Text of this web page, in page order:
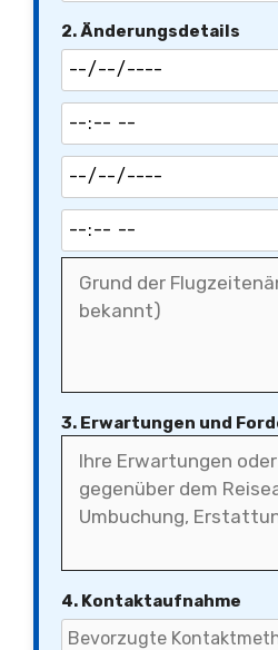
2. Änderungsdetails
3. Erwartungen und
4. Kontaktaufnahme